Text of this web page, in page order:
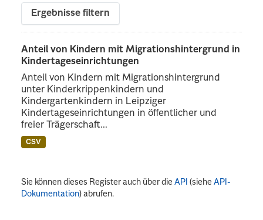
Ergebnisse filtern
Anteil von Kindern mit Migrationshintergrund in
Kindertageseinrichtungen
Anteil von Kindern mit Migrationshintergrund
unter Kinderkrippenkindern und
Kindergartenkindern in Leipziger
Kindertageseinrichtungen in öffentlicher und
freier Trägerschaft...
CSV
Sie können dieses Register auch über dieAPI (sieheAPI-
Dokumentation) abrufen.